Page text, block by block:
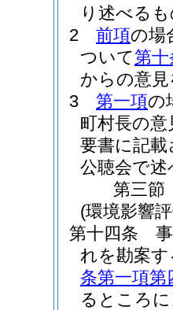
り述べる
2
前項の場
ついて第
からの意
3
第一項の
町村長の
要書に記
公聴会で
第三節
(環境影響
第十四条
れを勘案
条第一項第
るところ